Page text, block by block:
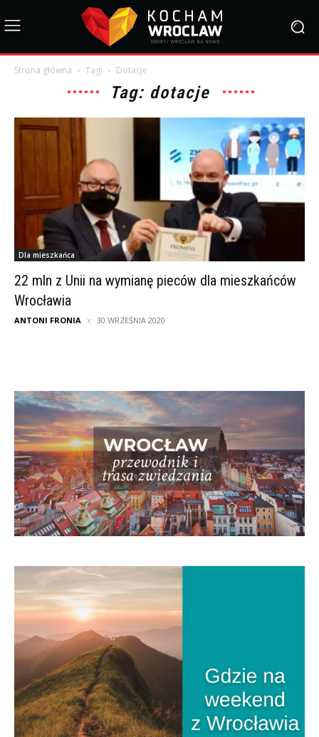
Strona główna Tagi Dotacje
Tag: dotacje
Dla mieszkańca
22 mln z Unii na wymianę pieców dla mieszkańców
Wrocławia
ANTONI FRONIA 30 WRZEŚNIA 2020